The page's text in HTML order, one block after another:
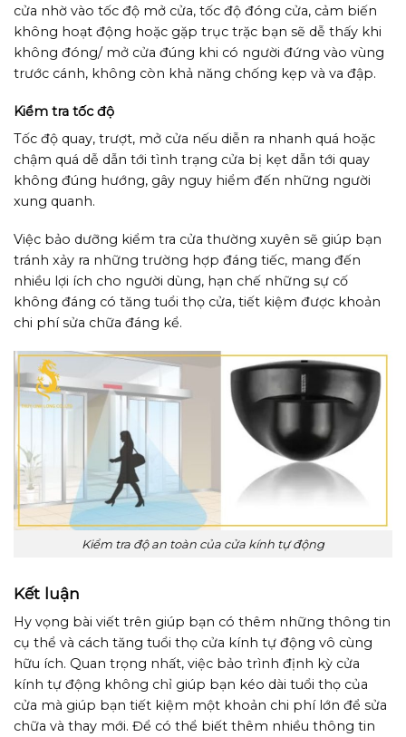
cửa nhờ vào tốc độ mở cửa, tốc độ đóng cửa, cảm biến
không hoạt động hoặc gặp trục trặc bạn sẽ dễ thấy khi
không đóng/ mở cửa đúng khi có người đứng vào vùng
trước cánh, không còn khả năng chống kẹp và va đập.
Kiểm tra tốc độ
Tốc độ quay, trượt, mở cửa nếu diễn ra nhanh quá hoặc
chậm quá dễ dẫn tới tình trạng cửa bị kẹt dẫn tới quay
không đúng hướng, gây nguy hiểm đến những người
xung quanh.
Việc bảo dưỡng kiểm tra cửa thường xuyên sẽ giúp bạn
tránh xảy ra những trường hợp đáng tiếc, mang đến
nhiều lợi ích cho người dùng, hạn chế những sự cố
không đáng có tăng tuổi thọ cửa, tiết kiệm được khoản
chi phí sửa chữa đáng kể.
Kiểm tra độ an toàn của cửa kính tự động
Kết luận
Hy vọng bài viết trên giúp bạn có thêm những thông tin
cụ thể và cách tăng tuổi thọ cửa kính tự động vô cùng
hữu ích. Quan trọng nhất, việc bảo trình định kỳ cửa
kính tự động không chỉ giúp bạn kéo dài tuổi thọ của
cửa mà giúp bạn tiết kiệm một khoản chi phí lớn để sửa
chữa và thay mới. Để có thể biết thêm nhiều thông tin